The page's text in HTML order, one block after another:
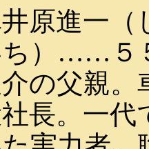
原進一
）……５
の父親。
長。一代